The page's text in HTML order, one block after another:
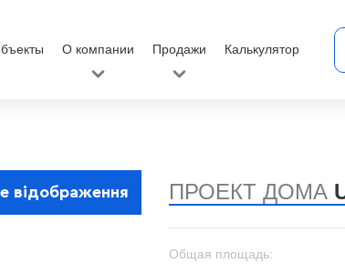
О компании Продажи Калькулятор
відображення ПРОЕКТ ДОМА
Общая площадь: